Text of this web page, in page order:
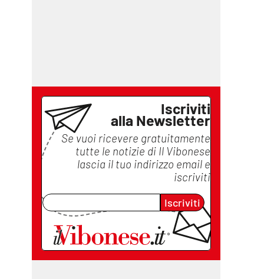
Iscriviti
alla Newsletter
Se vuoi ricevere gratuitamente
tutte le notizie di Il Vibonese
lascia il tuo indirizzo email e
iscriviti
Iscriviti